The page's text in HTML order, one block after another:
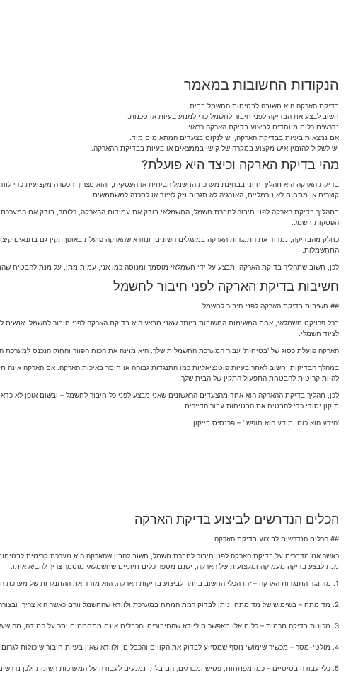
הנקודות החשובות במאמר
בדיקת הארקה היא חשובה לבטיחות החשמל בבית.
חשוב לבצע את הבדיקה לפני חיבור לחשמל כדי למנוע בעיות או סכנות.
נדרשים כלים מיוחדים לביצוע בדיקת הארקה כראוי.
אם נמצאות בעיות בבדיקת הארקה, יש לנקוט בצעדים המתאימים מיד.
יש לשקול להזמין איש מקצוע במקרה של קושי בממצאים או בעיות בבדיקת ההארקה.
מהי בדיקת הארקה וכיצד היא פועלת?
בדיקת הארקה היא תהליך חיוני בבחינת מערכת החשמל הביתית או העסקית, והוא מצריך הכשרה מקצועית
קוצרים או מתחים לא נורמליים, האנרגיה לא תגרום נזק לציוד או לסכנה למשתמשים.
בתהליך בדיקת הארקה לפני חיבור לחברת חשמל, החשמלאי בודק את עמידות ההארקה, כלומר, בודק אם המערכת
הפסקות חשמל.
כחלק מהבדיקה, נמדוד את התנגדות הארקה במעגלים השונים, ונוודא שהארקה פועלת באופן תקין גם בתנאים
התחשמלות.
לכן, חשוב שתהליך בדיקת הארקה יתבצע על ידי חשמלאי מוסמך ומנוסה כמו אני, עמית מתן, על מנת להבטיח
חשיבות בדיקת הארקה לפני חיבור לחשמל
## חשיבות בדיקת הארקה לפני חיבור לחשמל
בכל פרויקט חשמלאי, אחת המשימות החשובות ביותר שאני מבצע היא בדיקת הארקה לפני חיבור לחשמל.
לציוד חשמלי.
הארקה פועלת כסוג של 'בטיחות' עבור המערכת החשמלית שלך. היא מזינה את הכוח הפזור והחזק הנכנס
במהלך הבדיקות, חשוב לאתר בעיות פוטנציאליות כמו התנגדות גבוהה או חוסר באיכות הארקה. אם הארקה
להיות קריטית להבטחת התפעול התקין של הבית שלך.
לכן, תהליך בדיקת ההארקה הוא אחד מהצעדים הראשונים שאני מבצע לפני כל חיבור לחשמל – ובשום אופן לא
תיקון יסודי כדי להבטיח את הבטיחות עבור הדיירים.
'הידע הוא כוח. מידע הוא חופש.' – פרנסיס בייקון
הכלים הנדרשים לביצוע בדיקת הארקה
## הכלים הנדרשים לביצוע בדיקת הארקה
כאשר אנו מדברים על בדיקת הארקה לפני חיבור לחברת חשמל, חשוב להבין שהארקה היא מערכת קריטית
מנת לבצע בדיקה מעמיקה ומקצועית של הארקה, ישנם מספר כלים חיוניים שחשמלאי מוסמך צריך להביא איתו.
1. מד נגד התנגדות הארקה – זהו הכלי החשוב ביותר לביצוע בדיקות הארקה. הוא מודד את ההתנגדות של מערכת ההארקה והאם היא עומדת בדרישות הבטיחות הנדרשות.
2. מד מתח – בשימוש של מד מתח, ניתן לבדוק רמת המתח במערכת ולוודא שהחשמל זורם כאשר הוא צריך, ובצורה שתשמור על הבטיחות.
3. מכונות בדיקה תרמית – כלים אלו מאפשרים ליודא שהחיבורים והכבלים אינם מתחממים יתר על המידה, מה שעשוי להעיד על בעיות פוטנציאליות במערכת החשמלית.
4. מולטי-מטר – מכשיר שימושי נוסף שמסייע לבדוק את הקווים והכבלים, ולוודא שאין בעיות חיבור שיכולות לגרום לקצרים ולנזק.
5. כלי עבודה בסיסיים – כמו מפתחות, פטיש ומברגים, הם בלתי נמנעים לעבודה על המערכות השונות ולכן נדרשים גם כן.